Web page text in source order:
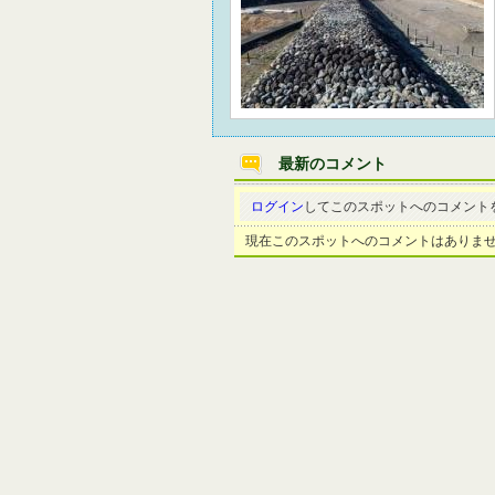
最新のコメント
ログイン してこのスポットへのコメント
現在このスポットへのコメントはありませ